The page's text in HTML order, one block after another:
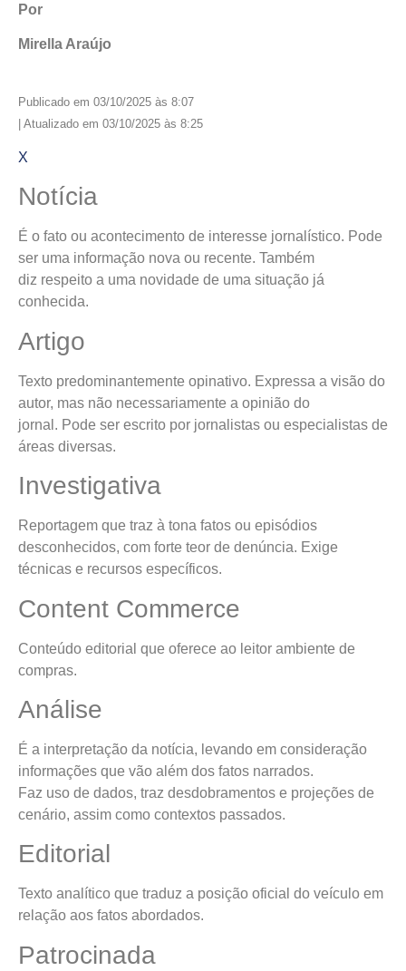
Por
Mirella Araújo
Publicado em 03/10/2025 às 8:07
| Atualizado em 03/10/2025 às 8:25
X
Notícia
É o fato ou acontecimento de interesse jornalístico. Pode
ser uma informação nova ou recente. Também
diz respeito a uma novidade de uma situação já
conhecida.
Artigo
Texto predominantemente opinativo. Expressa a visão do
autor, mas não necessariamente a opinião do
jornal. Pode ser escrito por jornalistas ou especialistas de
áreas diversas.
Investigativa
Reportagem que traz à tona fatos ou episódios
desconhecidos, com forte teor de denúncia. Exige
técnicas e recursos específicos.
Content Commerce
Conteúdo editorial que oferece ao leitor ambiente de
compras.
Análise
É a interpretação da notícia, levando em consideração
informações que vão além dos fatos narrados.
Faz uso de dados, traz desdobramentos e projeções de
cenário, assim como contextos passados.
Editorial
Texto analítico que traduz a posição oficial do veículo em
relação aos fatos abordados.
Patrocinada